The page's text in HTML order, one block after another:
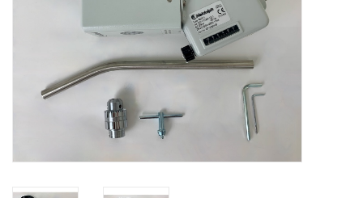
Schütteln und Mischen
Waagen